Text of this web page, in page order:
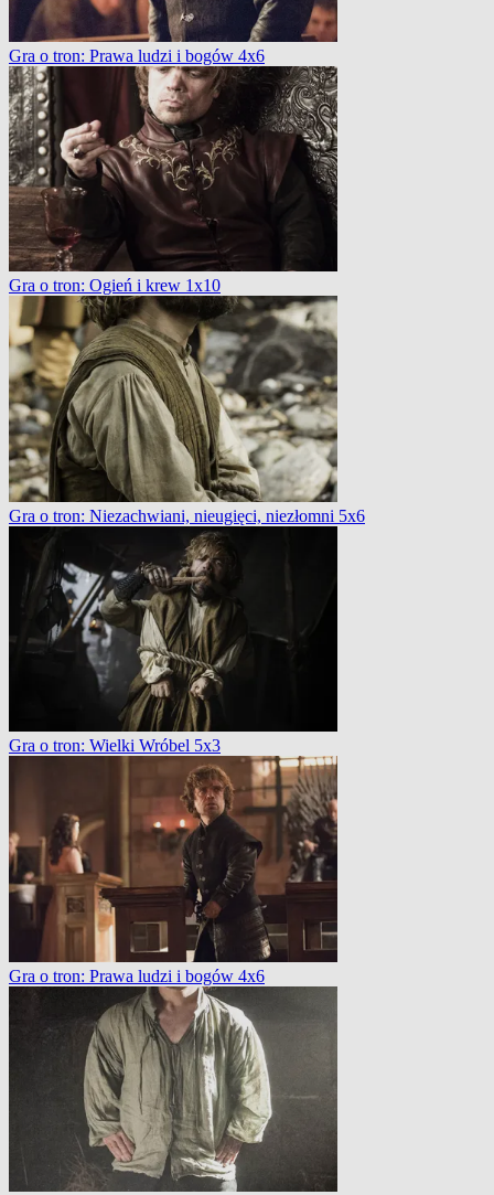
Gra o tron: Prawa ludzi i bogów 4x6
Gra o tron: Ogień i krew 1x10
Gra o tron: Niezachwiani, nieugięci, niezłomni 5x6
Gra o tron: Wielki Wróbel 5x3
Gra o tron: Prawa ludzi i bogów 4x6